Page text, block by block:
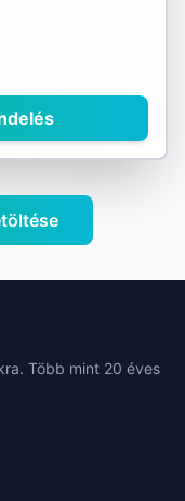
Több mint 20 éves